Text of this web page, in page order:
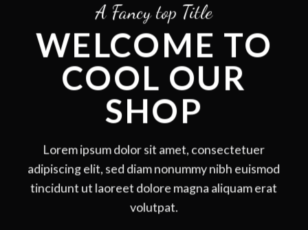
A Fancy top Title
WELCOME TO
COOL OUR
SHOP
Lorem ipsum dolor sit amet, consectetuer
adipiscing elit, sed diam nonummy nibh euismod
tincidunt ut laoreet dolore magna aliquam erat
volutpat.